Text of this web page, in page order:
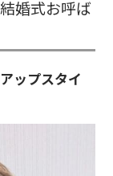
婚式お呼ば
ップスタイ